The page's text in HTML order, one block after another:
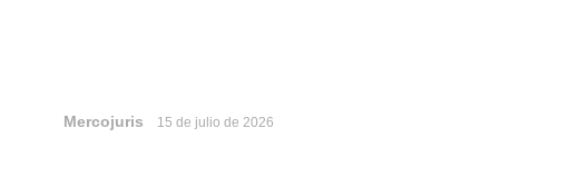
Mercojuris 15 de julio de 2026